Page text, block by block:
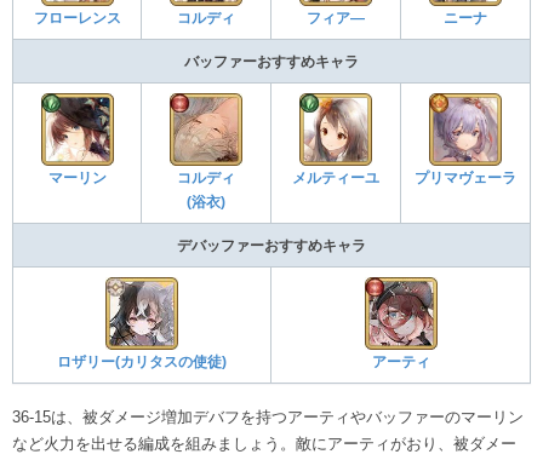
フローレンス コルディ フィア― ニーナ
バッファーおすすめキャラ
マーリン
コルディ
(浴衣)
メルティーユ プリマヴェーラ
デバッファーおすすめキャラ
ロザリー(カリタスの使徒) アーティ
36-15は、被ダメージ増加デバフを持つアーティやバッファーのマーリン
など火力を出せる編成を組みましょう。敵にアーティがおり、被ダメー